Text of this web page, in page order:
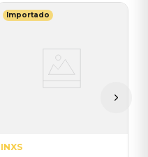
Importado
INXS